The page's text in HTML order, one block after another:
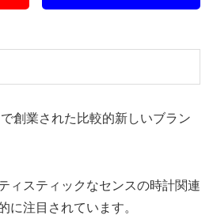
創業された比較的新しいブラン
ィスティックなセンスの時計関連
に注目されています。